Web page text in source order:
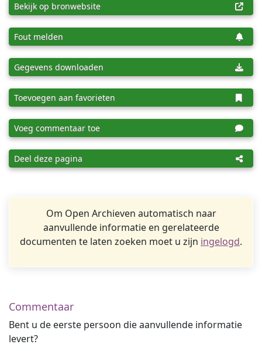
Bekijk op bronwebsite
Fout melden
Gegevens downloaden
Toevoegen aan favorieten
Voeg commentaar toe
Deel deze pagina
Om Open Archieven automatisch naar
aanvullende informatie en gerelateerde
documenten te laten zoeken moet u zijn ingelogd.
Commentaar
Bent u de eerste persoon die aanvullende informatie
levert?